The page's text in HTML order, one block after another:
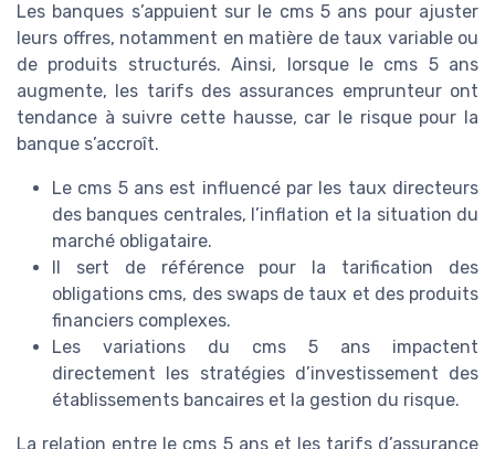
Les banques s’appuient sur le cms 5 ans pour ajuster
leurs offres, notamment en matière de taux variable ou
de produits structurés. Ainsi, lorsque le cms 5 ans
augmente, les tarifs des assurances emprunteur ont
tendance à suivre cette hausse, car le risque pour la
banque s’accroît.
Le cms 5 ans est influencé par les taux directeurs
des banques centrales, l’inflation et la situation du
marché obligataire.
Il sert de référence pour la tarification des
obligations cms, des swaps de taux et des produits
financiers complexes.
Les variations du cms 5 ans impactent
directement les stratégies d’investissement des
établissements bancaires et la gestion du risque.
La relation entre le cms 5 ans et les tarifs d’assurance